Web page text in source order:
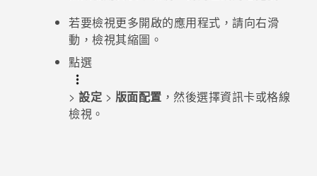
若要檢視更多開啟的應用程式，請向右滑
動，檢視其縮圖。
點選
> 設定 > 版面配置 ，然後選擇資訊卡或格線
檢視。